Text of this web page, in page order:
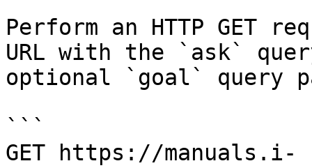
Perform an HTTP GET
URL with the `ask`
optional `goal` query
```
GET https://manuals.i-